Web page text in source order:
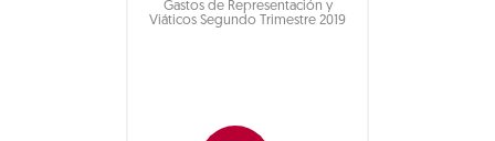
Gastos de Representación y
Viáticos Segundo Trimestre 2019